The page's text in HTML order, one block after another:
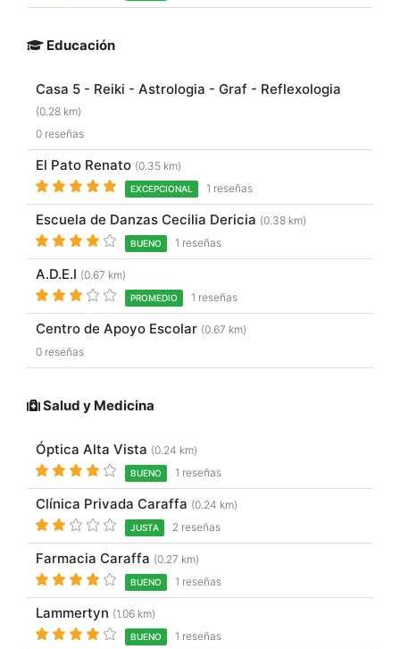
Educación
Casa 5 - Reiki - Astrologia - Graf - Reflexologia
(0.28 km)
0 reseñas
El Pato Renato (0.35 km)
EXCEPCIONAL 1 reseñas
Escuela de Danzas Cecilia Dericia (0.38 km)
BUENO 1 reseñas
A.D.E.I (0.67 km)
PROMEDIO 1 reseñas
Centro de Apoyo Escolar (0.67 km)
0 reseñas
Salud y Medicina
Óptica Alta Vista (0.24 km)
BUENO 1 reseñas
Clínica Privada Caraffa (0.24 km)
JUSTA 2 reseñas
Farmacia Caraffa (0.27 km)
BUENO 1 reseñas
Lammertyn (1.06 km)
BUENO 1 reseñas